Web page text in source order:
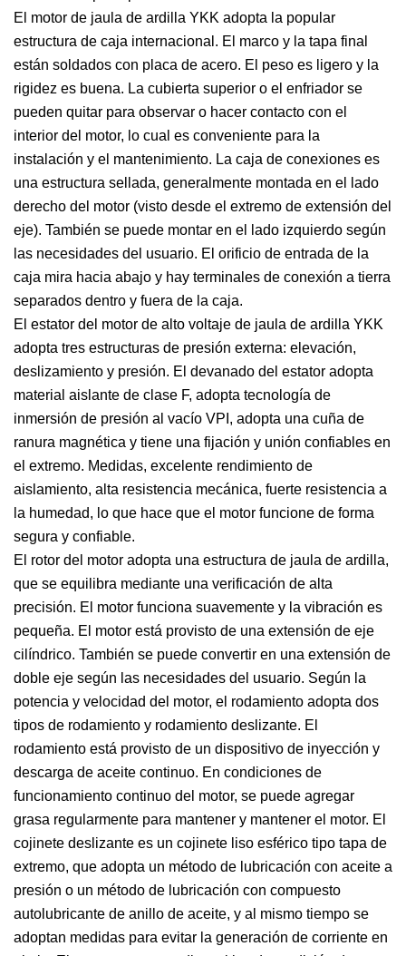
El motor de jaula de ardilla YKK adopta la popular
estructura de caja internacional. El marco y la tapa final
están soldados con placa de acero. El peso es ligero y la
rigidez es buena. La cubierta superior o el enfriador se
pueden quitar para observar o hacer contacto con el
interior del motor, lo cual es conveniente para la
instalación y el mantenimiento. La caja de conexiones es
una estructura sellada, generalmente montada en el lado
derecho del motor (visto desde el extremo de extensión del
eje). También se puede montar en el lado izquierdo según
las necesidades del usuario. El orificio de entrada de la
caja mira hacia abajo y hay terminales de conexión a tierra
separados dentro y fuera de la caja.
El estator del motor de alto voltaje de jaula de ardilla YKK
adopta tres estructuras de presión externa: elevación,
deslizamiento y presión. El devanado del estator adopta
material aislante de clase F, adopta tecnología de
inmersión de presión al vacío VPI, adopta una cuña de
ranura magnética y tiene una fijación y unión confiables en
el extremo. Medidas, excelente rendimiento de
aislamiento, alta resistencia mecánica, fuerte resistencia a
la humedad, lo que hace que el motor funcione de forma
segura y confiable.
El rotor del motor adopta una estructura de jaula de ardilla,
que se equilibra mediante una verificación de alta
precisión. El motor funciona suavemente y la vibración es
pequeña. El motor está provisto de una extensión de eje
cilíndrico. También se puede convertir en una extensión de
doble eje según las necesidades del usuario. Según la
potencia y velocidad del motor, el rodamiento adopta dos
tipos de rodamiento y rodamiento deslizante. El
rodamiento está provisto de un dispositivo de inyección y
descarga de aceite continuo. En condiciones de
funcionamiento continuo del motor, se puede agregar
grasa regularmente para mantener y mantener el motor. El
cojinete deslizante es un cojinete liso esférico tipo tapa de
extremo, que adopta un método de lubricación con aceite a
presión o un método de lubricación con compuesto
autolubricante de anillo de aceite, y al mismo tiempo se
adoptan medidas para evitar la generación de corriente en